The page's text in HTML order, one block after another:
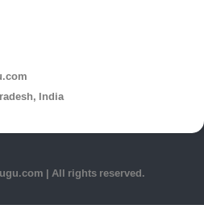
India
| All rights reserved.